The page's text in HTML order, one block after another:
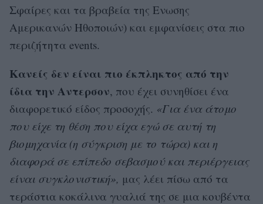
Σφαίρες και τα βραβεία της Ενωσης
Αμερικανών Ηθοποιών) και εμφανίσεις στα πιο
περιζήτητα events.
Κανείς δεν είναι πιο έκπληκτος από την
ίδια την Αντερσον, που έχει συνηθίσει ένα
διαφορετικό είδος προσοχής. «Για ένα άτομο
που είχε τη θέση που είχα εγώ σε αυτή τη
βιομηχανία (η σύγκριση με το τώρα) και η
διαφορά σε επίπεδο σεβασμού και περιέργειας
είναι συγκλονιστική», μας λέει πίσω από τα
τεράστια κοκάλινα γυαλιά της σε μια κουβέντα